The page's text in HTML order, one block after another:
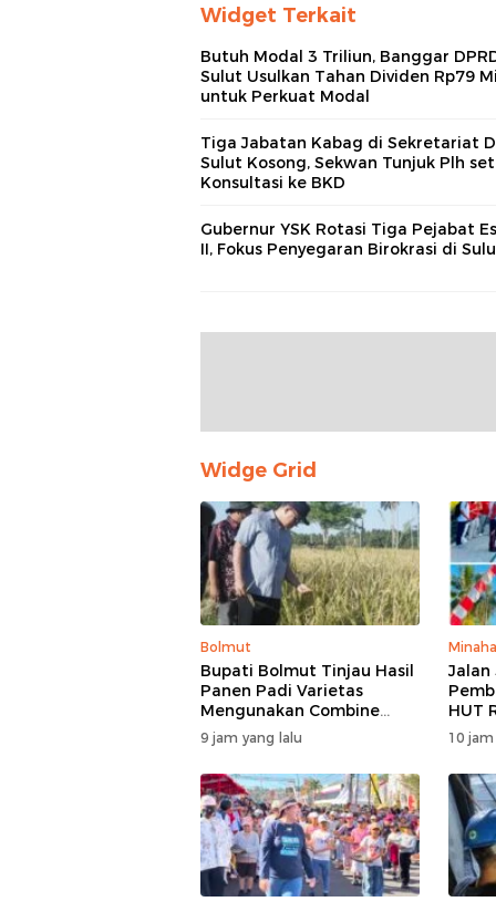
Widget Terkait
Butuh Modal 3 Triliun, Banggar
Sulut Usulkan Tahan Dividen Rp79
untuk Perkuat Modal
Tiga Jabatan Kabag di Sekretariat
Sulut Kosong, Sekwan Tunjuk Plh
Konsultasi ke BKD
Gubernur YSK Rotasi Tiga Pejabat
II, Fokus Penyegaran Birokrasi di
Widge Grid
Bolmut
Bupati Bolmut Tinjau Hasil
Panen Padi Varietas
Mengunakan Combine
Harvester
9 jam yang lalu
Jalan
HUT
Barat
10